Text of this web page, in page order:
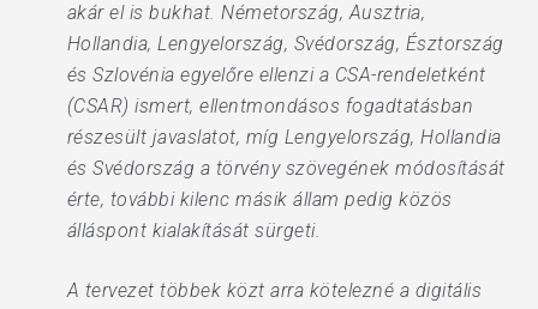
akár el is bukhat. Németország, Ausztria,
Hollandia, Lengyelország, Svédország, Észtország
és Szlovénia egyelőre ellenzi a CSA-rendeletként
(CSAR) ismert, ellentmondásos fogadtatásban
részesült javaslatot, míg Lengyelország, Hollandia
és Svédország a törvény szövegének módosítását
érte, további kilenc másik állam pedig közös
álláspont kialakítását sürgeti.
A tervezet többek közt arra kötelezné a digitális